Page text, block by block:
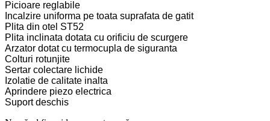
Picioare reglabile
Incalzire uniforma pe toata suprafata de gatit
Plita din otel ST52
Plita inclinata dotata cu orificiu de scurgere
Arzator dotat cu termocupla de siguranta
Colturi rotunjite
Sertar colectare lichide
Izolatie de calitate inalta
Aprindere piezo electrica
Suport deschis